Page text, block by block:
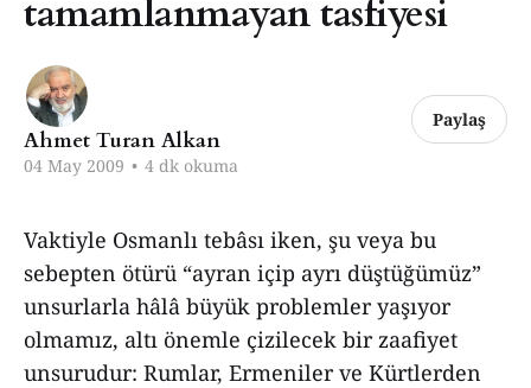
tamamlanmayan tasfiyesi
Ahmet Turan Alkan
04 May 2009 • 4 dk okuma
Paylaş
Vaktiyle Osmanlı tebâsı iken, şu veya bu
sebepten ötürü “ayran içip ayrı düştüğümüz”
unsurlarla hâlâ büyük problemler yaşıyor
olmamız, altı önemle çizilecek bir zaafiyet
unsurudur: Rumlar, Ermeniler ve Kürtlerden